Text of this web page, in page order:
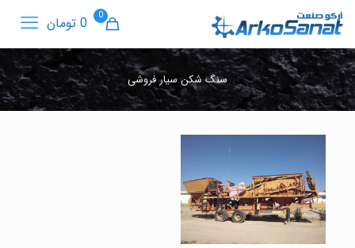
0 0 تومان
سنگ شکن سیار فروشی